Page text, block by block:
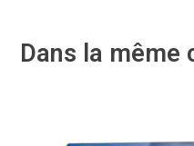
Dans la même